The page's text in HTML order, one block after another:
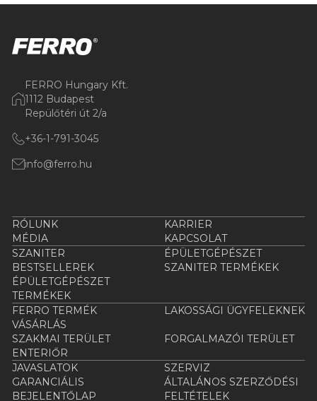
FERRO Hungary Kft.
1112 Budapest
Repülőtéri út 2/a
+36-1-791-3045
info@ferro.hu
RÓLUNK
KARRIER
MÉDIA
KAPCSOLAT
SZANITER
ÉPÜLETGÉPÉSZET
BESTSELLEREK
SZANITER TERMÉKEK
ÉPÜLETGÉPÉSZET
TERMÉKEK
FERRO TERMÉK
VÁSÁRLÁS
LAKOSSÁGI ÜGYFELEKNEK
SZAKMAI TERÜLET
FORGALMAZÓI TERÜLET
ENTERIŐR
JAVASLATOK
SZERVIZ
GARANCIÁLIS
BEJELENTŐLAP
ÁLTALÁNOS SZERZŐDÉSI
FELTÉTELEK